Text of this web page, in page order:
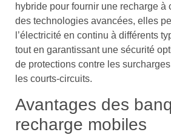
hybride pour fournir une recharge à
des technologies avancées, elles
l’électricité en continu à différents
tout en garantissant une sécurité
de protections contre les
les courts-circuits.
Avantages des
recharge mobiles